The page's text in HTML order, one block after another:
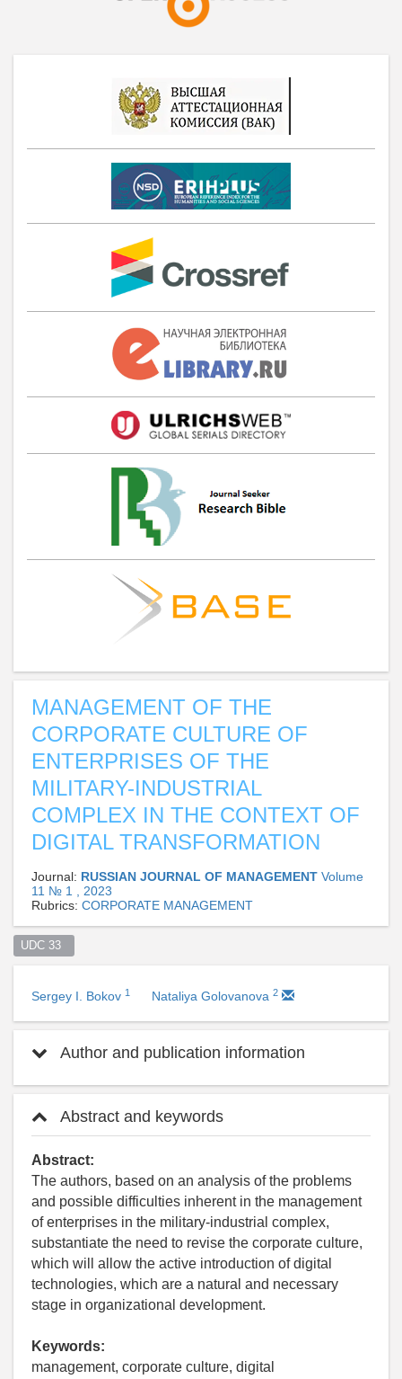
MANAGEMENT OF THE
CORPORATE CULTURE OF
ENTERPRISES OF THE
MILITARY-INDUSTRIAL
COMPLEX IN THE CONTEXT OF
DIGITAL TRANSFORMATION
Journal: RUSSIAN JOURNAL OF MANAGEMENT Volume
11 № 1 , 2023
Rubrics: CORPORATE MANAGEMENT
UDC 33
Sergey I. Bokov 1 Nataliya Golovanova 2
Author and publication information
Abstract and keywords
Abstract:
The authors, based on an analysis of the problems
and possible difficulties inherent in the management
of enterprises in the military-industrial complex,
substantiate the need to revise the corporate culture,
which will allow the active introduction of digital
technologies, which are a natural and necessary
stage in organizational development.
Keywords:
management, corporate culture, digital